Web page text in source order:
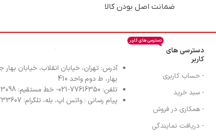
ضمانت اصل بودن کالا
دسترسی های
کاربر
دسترسی های کاربر
- حساب کاربری
- سبد خرید
- همکاری در فروش
- دریافت نمایندگی
آدرس: تهران، خیابان انقلاب، خیابان بهار
بهار، ط دوم واحد 410
تلفن: 77616350-021- خط مستقیم: 91303098-021
پیام رسانی : واتس اپ، بله، تلگرام: 09031233607